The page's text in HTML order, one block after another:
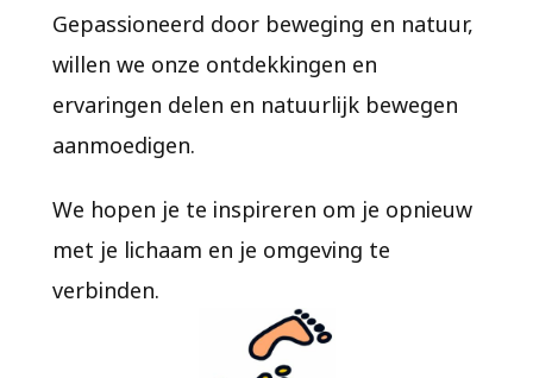
Gepassioneerd door beweging en natuur,
willen we onze ontdekkingen en
ervaringen delen en natuurlijk bewegen
aanmoedigen.
We hopen je te inspireren om je opnieuw
met je lichaam en je omgeving te
verbinden.